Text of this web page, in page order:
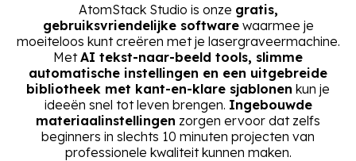
AtomStack Studio is onze gratis,
gebruiksvriendelijke softwarewaarmee je
moeiteloos kunt creëren met je lasergraveermachine.
MetAI tekst-naar-beeld tools, slimme
automatische instellingen en een uitgebreide
bibliotheek met kant-en-klare sjablonen kun je
ideeën snel tot leven brengen. Ingebouwde
materiaalinstellingen zorgen ervoor dat zelfs
beginners in slechts 10 minuten projecten van
professionele kwaliteit kunnen maken.